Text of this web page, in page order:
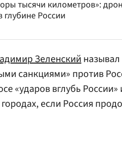
тысячи километров»:
глубине России
Зеленский
санкциями» против
«ударов вглубь
если Россия